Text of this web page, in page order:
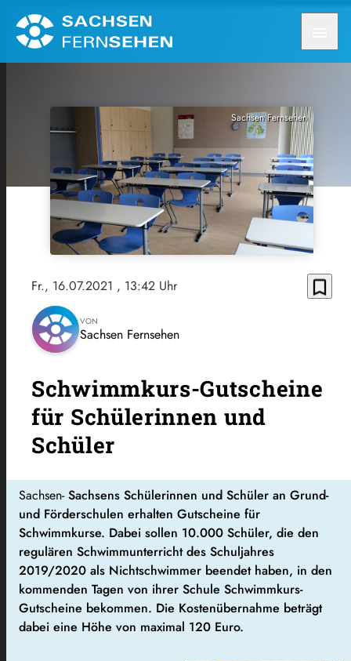
Sachsen Fernsehen
Fr., 16.07.2021 , 13:42 Uhr bookmark_border
VON
Sachsen Fernsehen
Schwimmkurs-Gutscheine
für Schülerinnen und
Schüler
Sachsen-Sachsens Schülerinnen und Schüler an Grund-
und Förderschulen erhalten Gutscheine für
Schwimmkurse. Dabei sollen 10.000 Schüler, die den
regulären Schwimmunterricht des Schuljahres
2019/2020 als Nichtschwimmer beendet haben, in den
kommenden Tagen von ihrer Schule Schwimmkurs-
Gutscheine bekommen. Die Kostenübernahme beträgt
dabei eine Höhe von maximal 120 Euro.